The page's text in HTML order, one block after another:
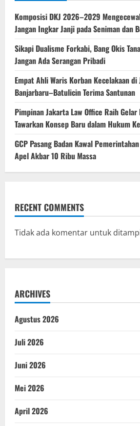
Komposisi DKJ 2026–2029
Jangan Ingkar Janji pada Seniman dan
Sikapi Dualisme Forkabi, Bang Okis
Jangan Ada Serangan Pribadi
Empat Ahli Waris Korban Kecelakaan
Banjarbaru–Batulicin Terima Santunan
Pimpinan Jakarta Law Office Raih
Tawarkan Konsep Baru dalam Hukum
‎GCP Pasang Badan Kawal
Apel Akbar 10 Ribu Massa
RECENT COMMENTS
Tidak ada komentar untuk
ARCHIVES
Agustus 2026
Juli 2026
Juni 2026
Mei 2026
April 2026